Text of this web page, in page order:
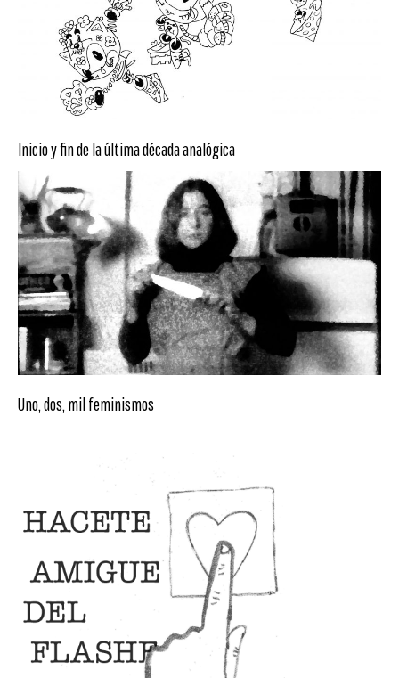
Inicio y fin de la última década analógica
Uno, dos, mil feminismos